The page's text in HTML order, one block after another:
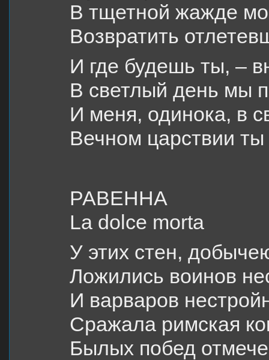
В тщетной жажде
Возвратить
И где будешь ты, –
В светлый день мы
И меня, одинока, в
Вечном царствии
РАВЕННА
La dolce morta
У этих стен,
Ложились воинов
И варваров
Сражала римская
Былых побед